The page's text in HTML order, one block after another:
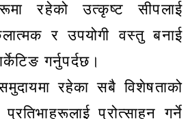
रहेको उत्कृष्ट सीपलाई
र उपयोगी वस्तु बनाई
गर्नुपर्दछ।
रहेका सबै विशेषताको
प्रोत्साहन गर्ने